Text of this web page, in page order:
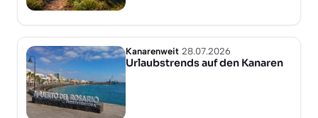
Kanarenweit 28.07.2026
Urlaubstrends auf den Kanaren